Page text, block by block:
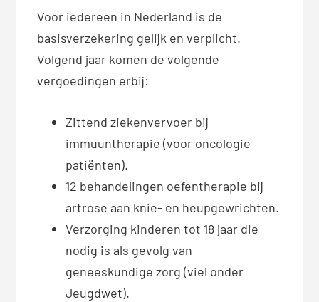
Voor iedereen in Nederland is de
basisverzekering gelijk en verplicht.
Volgend jaar komen de volgende
vergoedingen erbij:
Zittend ziekenvervoer bij
immuuntherapie (voor oncologie
patiënten).
12 behandelingen oefentherapie bij
artrose aan knie- en heupgewrichten.
Verzorging kinderen tot 18 jaar die
nodig is als gevolg van
geneeskundige zorg (viel onder
Jeugdwet).